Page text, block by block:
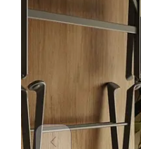
Yugo x
en
Yugo La
innovació,